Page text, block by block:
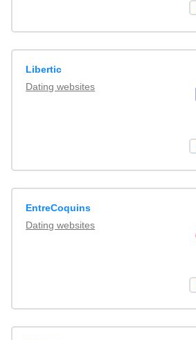
Libertic
Dating websites
EntreCoquins
Dating websites